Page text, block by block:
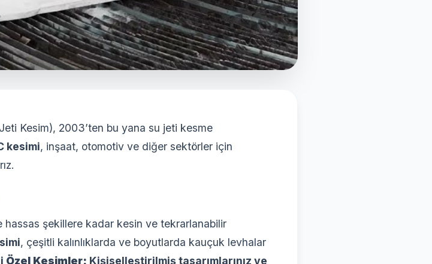
Kesim), 2003’ten bu yana su jeti kesme
kesimi, inşaat, otomotiv ve diğer sektörler için
hassas şekillere kadar kesin ve tekrarlanabilir
, çeşitli kalınlıklarda ve boyutlarda kauçuk levhalar
Özel Kesimler: Kişiselleştirilmiş tasarımlarınız ve